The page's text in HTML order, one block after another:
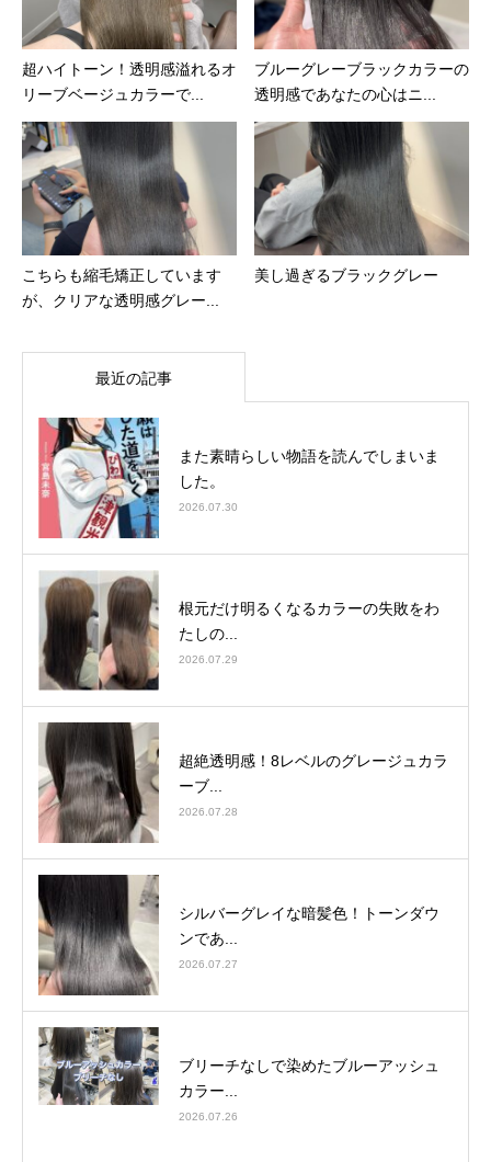
超ハイトーン！透明感溢れるオ
リーブベージュカラーで...
ブルーグレーブラックカラーの
透明感であなたの心はニ...
こちらも縮毛矯正しています
が、クリアな透明感グレー...
美し過ぎるブラックグレー
最近の記事
また素晴らしい物語を読んでしまいま
した。
2026.07.30
根元だけ明るくなるカラーの失敗をわ
たしの...
2026.07.29
超絶透明感！8レベルのグレージュカラ
ーブ...
2026.07.28
シルバーグレイな暗髪色！トーンダウ
ンであ...
2026.07.27
ブリーチなしで染めたブルーアッシュ
カラー...
2026.07.26